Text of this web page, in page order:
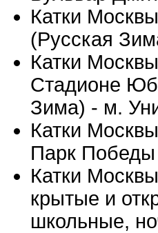
Катки
(Русская
Катки
Стадионе
Зима) - м.
Катки
Парк Победы
Катки
крытые и
школьные,